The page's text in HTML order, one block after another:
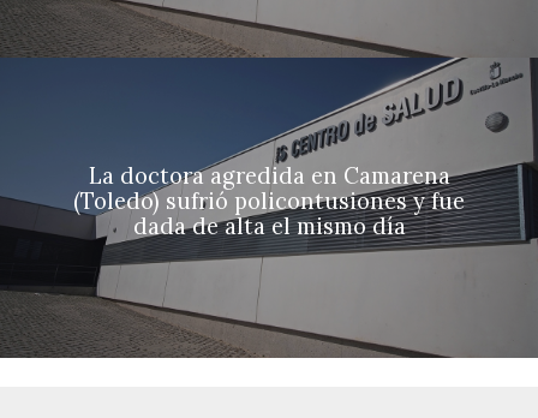
La doctora agredida en Camarena
(Toledo) sufrió policontusiones y fue
dada de alta el mismo día